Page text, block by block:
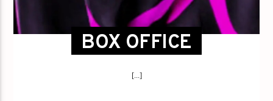
BOX OFFICE
[...]